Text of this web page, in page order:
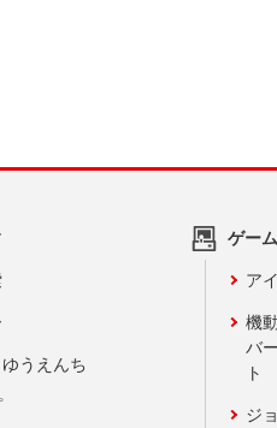
うえんち
ゲー
ア
機
バ
ト
ジ